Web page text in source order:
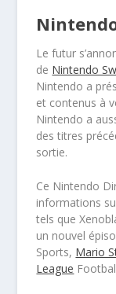
Le futur
de Nintendo
Nintendo a
et contenus à
Nintendo a
des titres
sortie.
Ce Nintendo
informations
tels que
un nouvel
Sports, Mario
League